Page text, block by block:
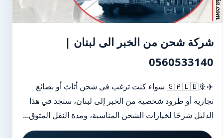
شركة شحن من الخبر الى لبنان |
0560533140
✈️🚢🇸🇦🇱🇧 سواء كنت ترغب في شحن أثاث أو بضائع
تجارية أو طرود شخصية من الخبر إلى لبنان، ستجد في هذا
الدليل شرحًا لخيارات الشحن المناسبة، ومدة النقل المتوق...